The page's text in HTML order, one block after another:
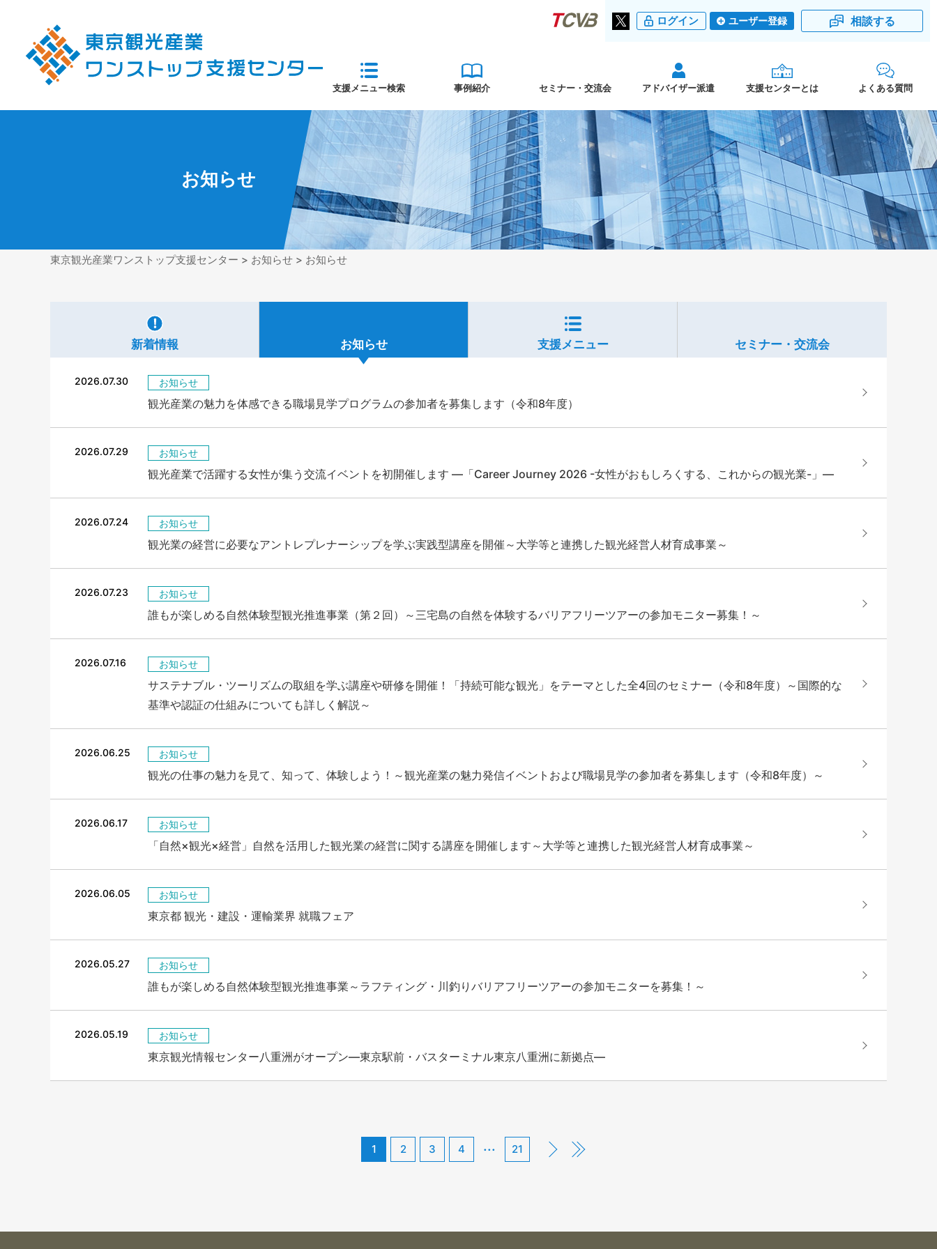
ログイン ユーザー登録 相談する
支援メニュー検索 事例紹介 セミナー・交流会 アドバイザー派遣 支援センターとは よくある質問
お知らせ
東京観光産業ワンストップ支援センター > お知らせ > お知らせ
新着情報 お知らせ 支援メニュー セミナー・交流会
2026.07.30 お知らせ
観光産業の魅力を体感できる職場見学プログラムの参加者を募集します（令和8年度）
2026.07.29 お知らせ
観光産業で活躍する女性が集う交流イベントを初開催します ―「Career Journey 2026 -女性がおもしろくする、これからの観光業-」―
2026.07.24 お知らせ
観光業の経営に必要なアントレプレナーシップを学ぶ実践型講座を開催～大学等と連携した観光経営人材育成事業～
2026.07.23 お知らせ
誰もが楽しめる自然体験型観光推進事業（第２回）～三宅島の自然を体験するバリアフリーツアーの参加モニター募集！～
2026.07.16 お知らせ
サステナブル・ツーリズムの取組を学ぶ講座や研修を開催！「持続可能な観光」をテーマとした全4回のセミナー（令和8年度）～国際的な
基準や認証の仕組みについても詳しく解説～
2026.06.25 お知らせ
観光の仕事の魅力を見て、知って、体験しよう！～観光産業の魅力発信イベントおよび職場見学の参加者を募集します（令和8年度）～
2026.06.17 お知らせ
「自然×観光×経営」自然を活用した観光業の経営に関する講座を開催します～大学等と連携した観光経営人材育成事業～
2026.06.05 お知らせ
東京都 観光・建設・運輸業界 就職フェア
2026.05.27 お知らせ
誰もが楽しめる自然体験型観光推進事業～ラフティング・川釣りバリアフリーツアーの参加モニターを募集！～
2026.05.19 お知らせ
東京観光情報センター八重洲がオープン―東京駅前・バスターミナル東京八重洲に新拠点―
1 2 3 4 ... 21